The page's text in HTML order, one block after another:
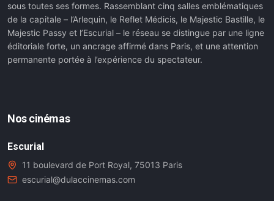
sous toutes ses formes. Rassemblant cinq salles emblématiques
de la capitale – l’Arlequin, le Reflet Médicis, le Majestic Bastille, le
Majestic Passy et l’Escurial – le réseau se distingue par une ligne
éditoriale forte, un ancrage affirmé dans Paris, et une attention
permanente portée à l’expérience du spectateur.
Nos cinémas
Escurial
11 boulevard de Port Royal, 75013 Paris
escurial@dulaccinemas.com